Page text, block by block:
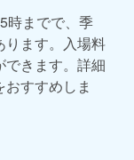
時までで、季
ります。入場料
できます。詳細
すすめしま